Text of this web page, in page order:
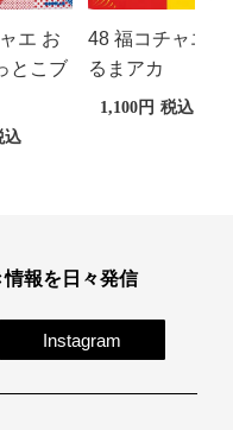
エ お
とこブ
込
48 福コチャエ だ
るまアカ
1,100 税込
報を日々発信
Instagram